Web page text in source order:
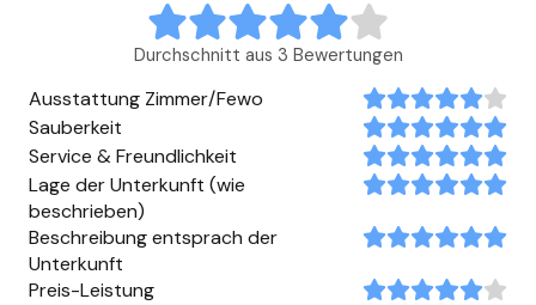
Durchschnitt aus 3 Bewertungen
Ausstattung Zimmer/Fewo
Sauberkeit
Service & Freundlichkeit
Lage der Unterkunft (wie
beschrieben)
Beschreibung entsprach der
Unterkunft
Preis-Leistung